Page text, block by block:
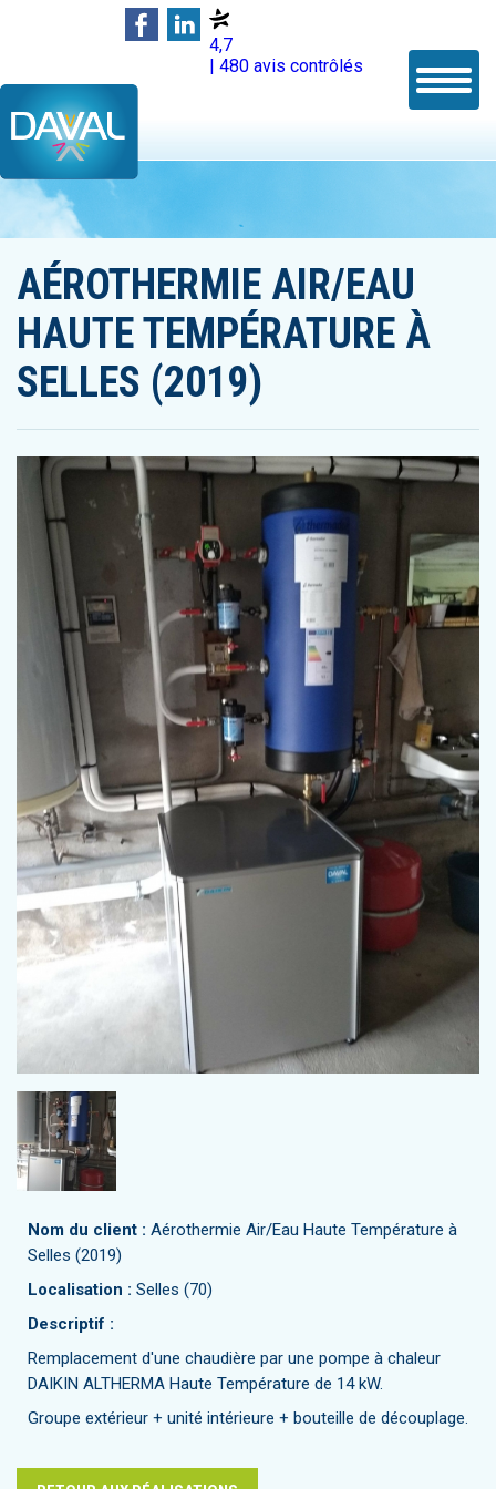
4,7
| 480 avis contrôlés
AÉROTHERMIE AIR/EAU
HAUTE TEMPÉRATURE À
SELLES (2019)
Nom du client : Aérothermie Air/Eau Haute Température à
Selles (2019)
Localisation : Selles (70)
Descriptif :
Remplacement d'une chaudière par une pompe à chaleur
DAIKIN ALTHERMA Haute Température de 14 kW.
Groupe extérieur + unité intérieure + bouteille de découplage.